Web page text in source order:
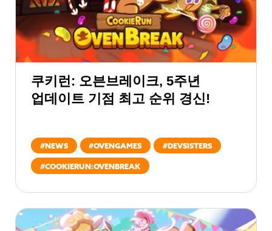
쿠키런: 오븐브레이크, 5주년
업데이트 기점 최고 순위 경신!
#NEWS #OVENGAMES #DEVSISTERS
#COOKIERUN:OVENBREAK